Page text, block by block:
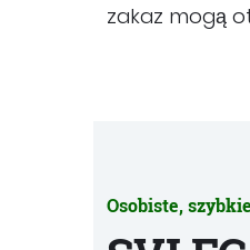
zakaz mogą
Osobiste,